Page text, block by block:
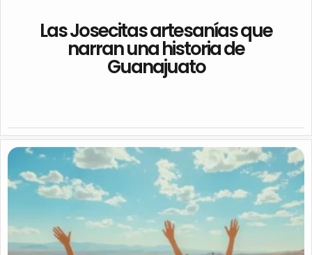
Las Josecitas artesanías que
narran una historia de
Guanajuato